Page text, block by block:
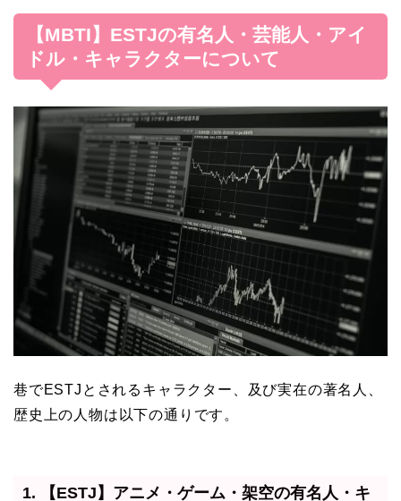
【MBTI】ESTJの有名人・芸能人・アイ
ドル・キャラクターについて
巷でESTJとされるキャラクター、及び実在の著名人、
歴史上の人物は以下の通りです。
1. 【ESTJ】アニメ・ゲーム・架空の有名人・キ